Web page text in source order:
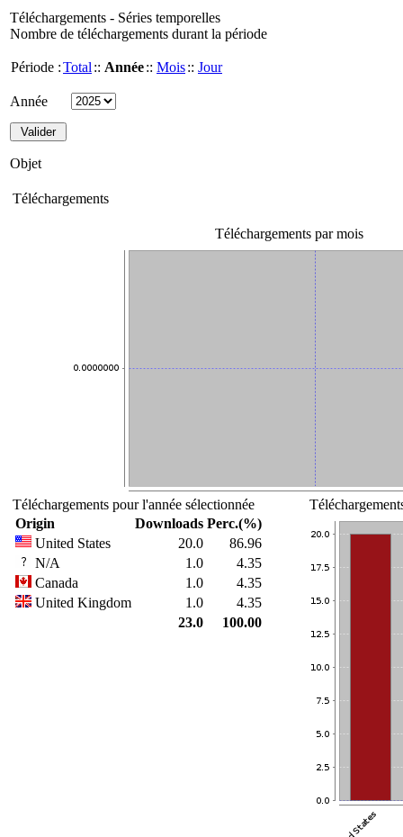
Téléchargements - Séries temporelles
Nombre de téléchargements durant la période
Période :Total :: Année:: Mois:: Jour
Année
Objet
Téléchargements
Téléchargements par mois
Téléchargements pour l'année sélectionnée
Origin
Downloads Perc.(%)
United States
20.0
86.96
N/A
1.0
4.35
Canada
1.0
4.35
United Kingdom
1.0
4.35
23.0
100.00